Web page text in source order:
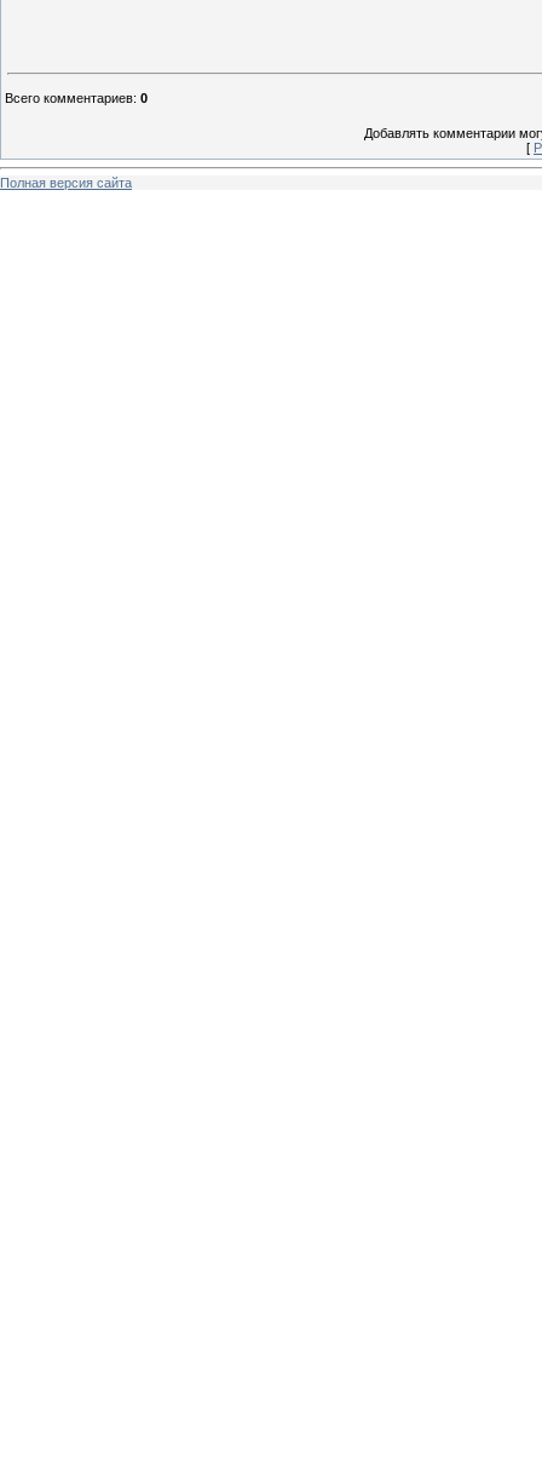
Всего комментариев: 0
Добавлять комментарии
[
Полная версия сайта